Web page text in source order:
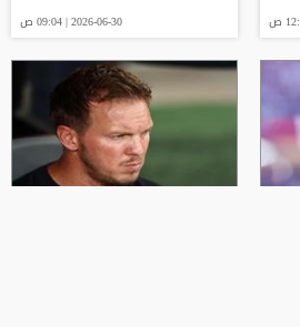
2026-06-30 | 09:04 ص